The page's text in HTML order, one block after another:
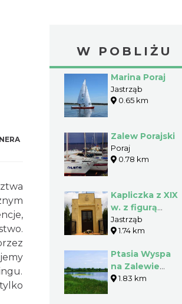
W POBLIŻU
Marina Poraj
Jastrząb
0.65 km
Zalew Porajski
Poraj
0.78 km
Kapliczka z XIX
w. z figurą
Chrystusa w
Jastrzębiu
Jastrząb
1.74 km
Ptasia Wyspa
na Zalewie
Poraj - Gmina
1.83 km